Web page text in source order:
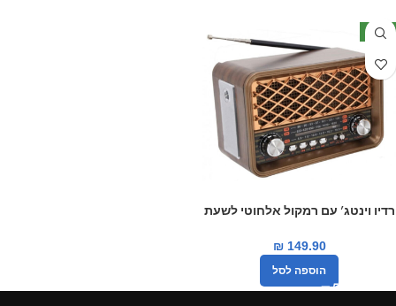
חדש
רדיו וינטג’ עם רמקול אלחוטי לשעת
₪149.90
הוספה לסל